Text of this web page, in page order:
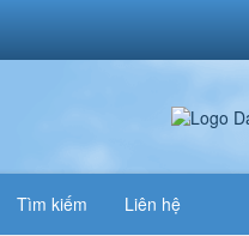
Tìm kiếm Liên hệ